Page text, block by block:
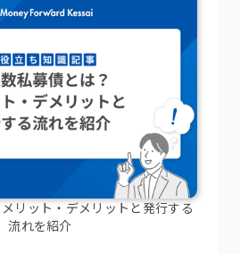
リット・デメリットと発行する
流れを紹介